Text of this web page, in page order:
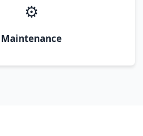
⚙️
Maintenance